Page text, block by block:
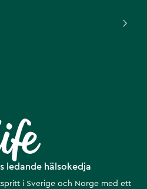
ledande hälsokedja
i Sverige och Norge med ett